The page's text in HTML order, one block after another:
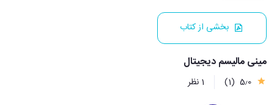
بخشی از کتاب
مینی مالیسم دیجیتال
5٫0 (1) 1 نظر